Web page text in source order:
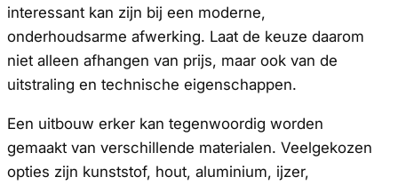
interessant kan zijn bij een moderne,
onderhoudsarme afwerking. Laat de keuze daarom
niet alleen afhangen van prijs, maar ook van de
uitstraling en technische eigenschappen.
Een uitbouw erker kan tegenwoordig worden
gemaakt van verschillende materialen. Veelgekozen
opties zijn kunststof, hout, aluminium, ijzer,